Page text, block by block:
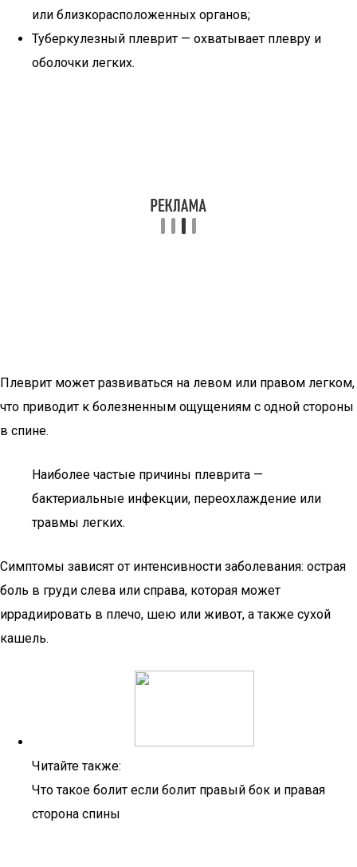
или близкорасположенных органов;
Туберкулезный плеврит — охватывает плевру и
оболочки легких.
Плеврит может развиваться на левом или правом легком,
что приводит к болезненным ощущениям с одной стороны
в спине.
Наиболее частые причины плеврита —
бактериальные инфекции, переохлаждение или
травмы легких.
Симптомы зависят от интенсивности заболевания: острая
боль в груди слева или справа, которая может
иррадиировать в плечо, шею или живот, а также сухой
кашель.
Читайте также:
Что такое болит если болит правый бок и правая
сторона спины